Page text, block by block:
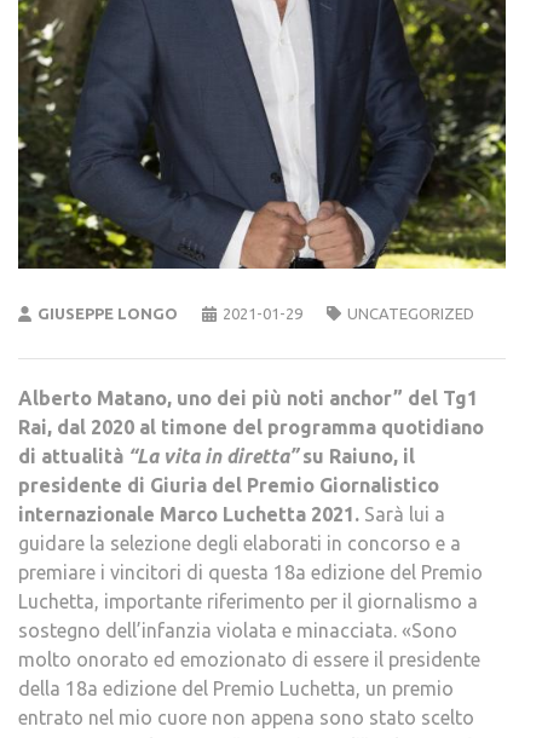
GIUSEPPE LONGO 2021-01-29 UNCATEGORIZED
Alberto Matano, uno dei più noti anchor” del Tg1
Rai, dal 2020 al timone del programma quotidiano
di attualità “La vita in diretta”su Raiuno, il
presidente di Giuria del Premio Giornalistico
internazionale Marco Luchetta 2021. Sarà lui a
guidare la selezione degli elaborati in concorso e a
premiare i vincitori di questa 18a edizione del Premio
Luchetta, importante riferimento per il giornalismo a
sostegno dell’infanzia violata e minacciata. «Sono
molto onorato ed emozionato di essere il presidente
della 18a edizione del Premio Luchetta, un premio
entrato nel mio cuore non appena sono stato scelto